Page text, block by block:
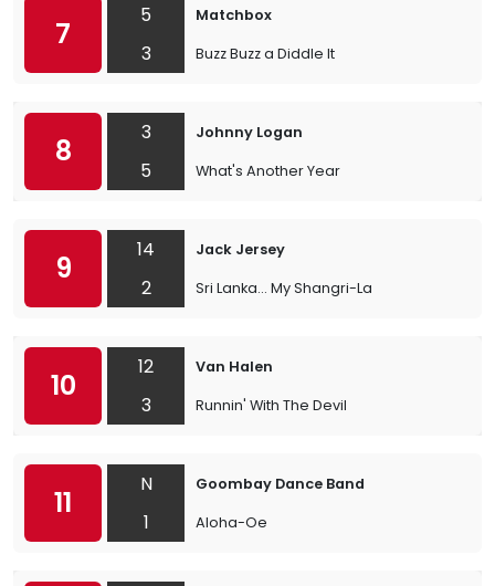
7
5
3
Matchbox
Buzz Buzz a Diddle It
8
3
5
Johnny Logan
What's Another Year
9
14
2
Jack Jersey
Sri Lanka... My Shangri-La
10
12
3
Van Halen
Runnin' With The Devil
11
N
1
Goombay Dance Band
Aloha-Oe